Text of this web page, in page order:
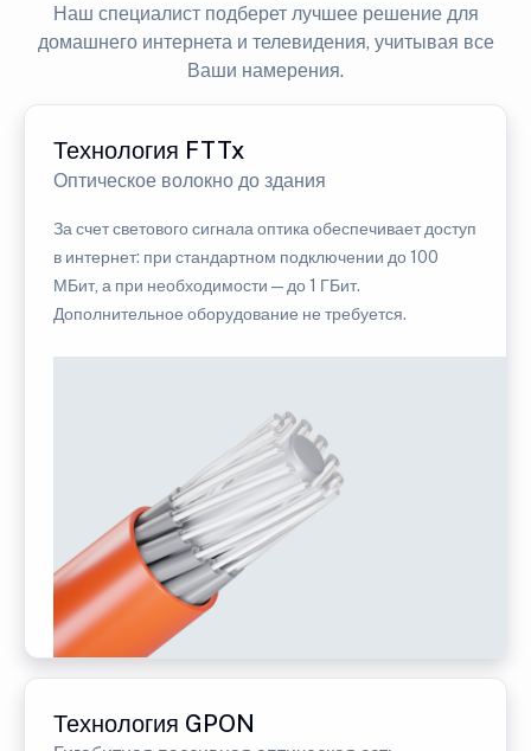
Наш специалист подберет лучшее решение для
домашнего интернета и телевидения, учитывая все
Ваши намерения.
Технология FTTx
Оптическое волокно до здания
За счет светового сигнала оптика обеспечивает доступ
в интернет: при стандартном подключении до 100
МБит, а при необходимости — до 1 ГБит.
Дополнительное оборудование не требуется.
Технология GPON